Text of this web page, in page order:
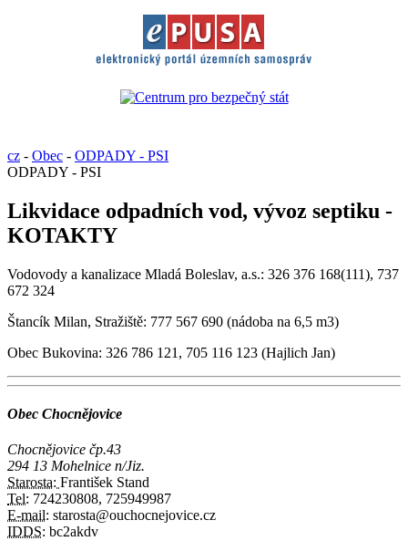
cz - Obec - ODPADY - PSI
ODPADY - PSI
Likvidace odpadních vod, vývoz septiku -
KOTAKTY
Vodovody a kanalizace Mladá Boleslav, a.s.: 326 376 168(111), 737
672 324
Štancík Milan, Stražiště: 777 567 690 (nádoba na 6,5 m3)
Obec Bukovina: 326 786 121, 705 116 123 (Hajlich Jan)
Obec Chocnějovice
Chocnějovice čp.43
294 13 Mohelnice n/Jiz.
Starosta: František Stand
Tel: 724230808, 725949987
E-mail: starosta@ouchocnejovice.cz
IDDS: bc2akdv